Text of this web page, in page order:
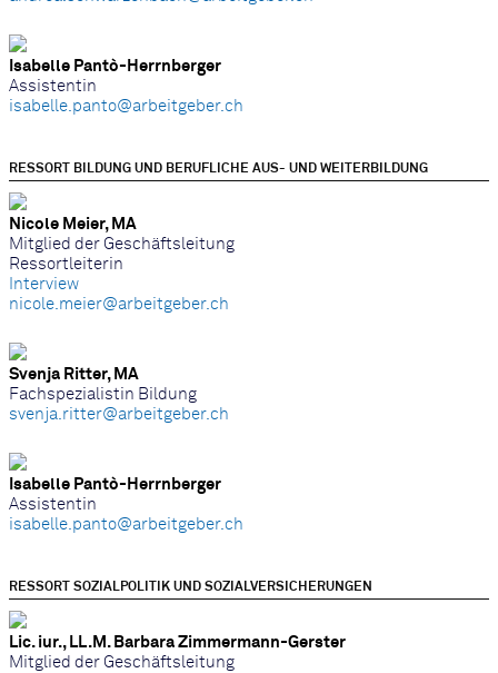
Isabelle Pantò-Herrnberger
Assistentin
isabelle.panto@arbeitgeber.ch
RESSORT BILDUNG UND BERUFLICHE AUS- UND WEITERBILDUNG
Nicole Meier, MA
Mitglied der Geschäftsleitung
Ressortleiterin
Interview
nicole.meier@arbeitgeber.ch
Svenja Ritter, MA
Fachspezialistin Bildung
svenja.ritter@arbeitgeber.ch
Isabelle Pantò-Herrnberger
Assistentin
isabelle.panto@arbeitgeber.ch
RESSORT SOZIALPOLITIK UND SOZIALVERSICHERUNGEN
Lic. iur., LL.M. Barbara Zimmermann-Gerster
Mitglied der Geschäftsleitung